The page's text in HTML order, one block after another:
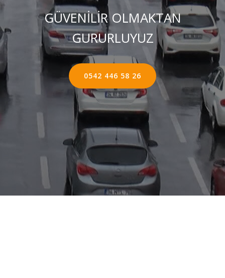
GÜVENİLİR OLMAKTAN
GURURLUYUZ
0542 446 58 26